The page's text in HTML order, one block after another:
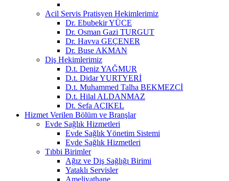
Acil Servis Pratisyen Hekimlerimiz
Dr. Ebubekir YÜCE
Dr. Osman Gazi TURGUT
Dr. Havva GEÇENER
Dr. Buse AKMAN
Diş Hekimlerimiz
D.t. Deniz YAĞMUR
D.t. Didar YURTYERİ
D.t. Muhammed Talha BEKMEZCİ
D.t. Hilal ALDANMAZ
Dt. Sefa AÇIKEL
Hizmet Verilen Bölüm ve Branşlar
Evde Sağlık Hizmetleri
Evde Sağlık Yönetim Sistemi
Evde Sağlık Hizmetleri
Tıbbi Birimler
Ağız ve Diş Sağlığı Birimi
Yataklı Servisler
Ameliyathane